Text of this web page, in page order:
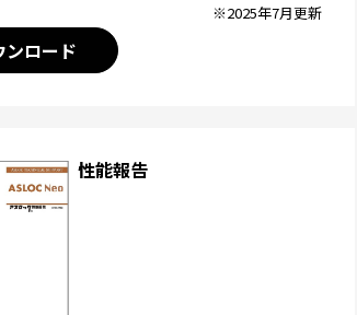
※2025年7月更新
ンロード
性能報告